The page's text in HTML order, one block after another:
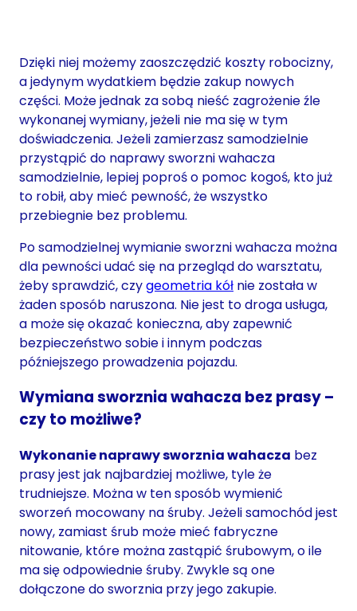
Dzięki niej możemy zaoszczędzić koszty robocizny,
a jedynym wydatkiem będzie zakup nowych
części. Może jednak za sobą nieść zagrożenie źle
wykonanej wymiany, jeżeli nie ma się w tym
doświadczenia. Jeżeli zamierzasz samodzielnie
przystąpić do naprawy sworzni wahacza
samodzielnie, lepiej poproś o pomoc kogoś, kto już
to robił, aby mieć pewność, że wszystko
przebiegnie bez problemu.
Po samodzielnej wymianie sworzni wahacza można
dla pewności udać się na przegląd do warsztatu,
żeby sprawdzić, czygeometria kół nie została w
żaden sposób naruszona. Nie jest to droga usługa,
a może się okazać konieczna, aby zapewnić
bezpieczeństwo sobie i innym podczas
późniejszego prowadzenia pojazdu.
Wymiana sworznia wahacza bez prasy –
czy to możliwe?
Wykonanie naprawy sworznia wahacza bez
prasy jest jak najbardziej możliwe, tyle że
trudniejsze. Można w ten sposób wymienić
sworzeń mocowany na śruby. Jeżeli samochód jest
nowy, zamiast śrub może mieć fabryczne
nitowanie, które można zastąpić śrubowym, o ile
ma się odpowiednie śruby. Zwykle są one
dołączone do sworznia przy jego zakupie.